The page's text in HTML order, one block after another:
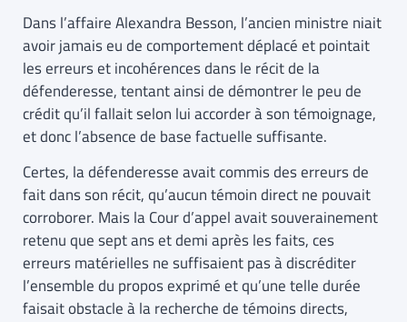
Dans l’affaire Alexandra Besson, l’ancien ministre niait
avoir jamais eu de comportement déplacé et pointait
les erreurs et incohérences dans le récit de la
défenderesse, tentant ainsi de démontrer le peu de
crédit qu’il fallait selon lui accorder à son témoignage,
et donc l’absence de base factuelle suffisante.
Certes, la défenderesse avait commis des erreurs de
fait dans son récit, qu’aucun témoin direct ne pouvait
corroborer. Mais la Cour d’appel avait souverainement
retenu que sept ans et demi après les faits, ces
erreurs matérielles ne suffisaient pas à discréditer
l’ensemble du propos exprimé et qu’une telle durée
faisait obstacle à la recherche de témoins directs,